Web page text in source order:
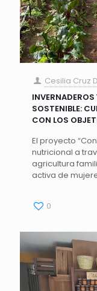
Cesilia Cruz
SOSTENIBLE:
CON LOS
El proyecto
nutricional a
agricultura
activa de
0